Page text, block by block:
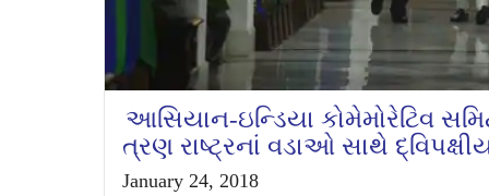
આસિયાન-ઇન્ડિયા કોમેમોરેટિવ
ત્રણ રાષ્ટ્રનાં વડાઓ સાથે
January 24, 2018